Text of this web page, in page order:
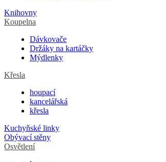
Knihovny
Koupelna
Dávkovače
Držáky na kartáčky
Mýdlenky
Křesla
houpací
kancelářská
křesla
Kuchyňské linky
Obývací stěny
Osvětlení